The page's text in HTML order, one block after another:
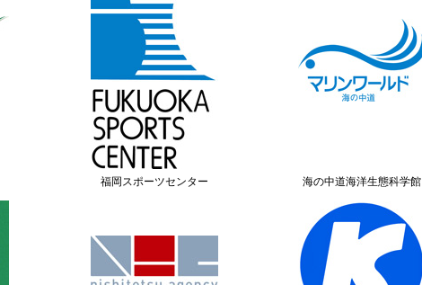
福岡スポーツセンター 海の中道海洋生態科学館